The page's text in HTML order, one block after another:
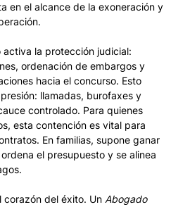
en el alcance de la exoneración y
activa la protección judicial:
ordenación de embargos y
hacia el concurso. Esto
llamadas, burofaxes y
controlado. Para quienes
esta contención es vital para
En familias, supone ganar
el presupuesto y se alinea
corazón del éxito. Un Abogado